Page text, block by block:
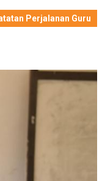
Perjalanan Guru